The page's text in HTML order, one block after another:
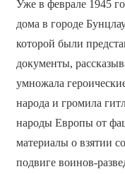
Уже в феврале 1945
дома в городе
которой были
документы,
умножала
народа и громила
народы Европы от
материалы о взятии
подвиге воинов-